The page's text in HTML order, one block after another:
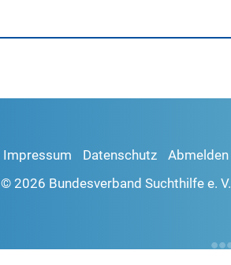
Impressum Datenschutz
Abmelden
© 2026 Bundesverband Suchthilfe e. V.